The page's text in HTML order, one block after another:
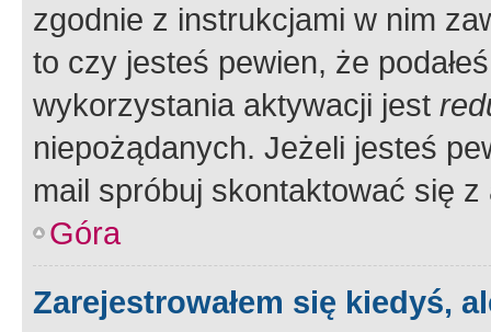
zgodnie z instrukcjami w nim
to czy jesteś pewien, że
wykorzystania aktywacji jest
niepożądanych. Jeżeli jesteś
mail spróbuj skontaktować się
Góra
Zarejestrowałem się kiedyś,